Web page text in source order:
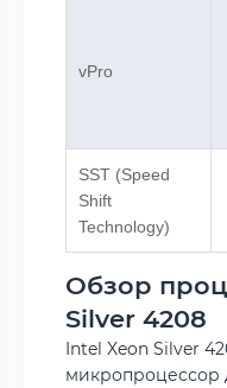
vPro
SST (Speed
Shift
Technology)
Обзор
Silver 4208
Intel Xeon Silver
микропроцессор